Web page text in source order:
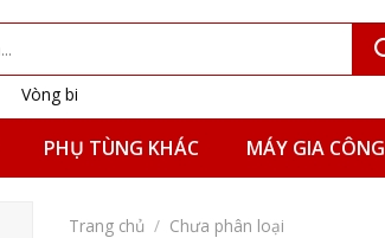
Vòng bi
PHỤ TÙNG KHÁC MÁY GIA CÔNG
Trang chủ / Chưa phân loại